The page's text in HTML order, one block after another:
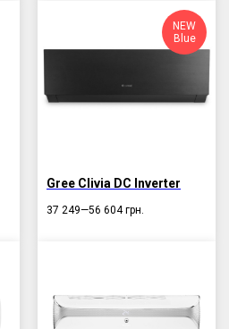
NEW
Blue
Gree Clivia DC Inverter
37 249—56 604 грн.